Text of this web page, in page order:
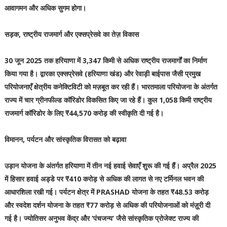
आवागमन और अधिक सुगम होगा।
सड़क, राष्ट्रीय राजमार्ग और एक्सप्रेसवे का तेज़ विकास
30 जून 2025 तक हरियाणा में 3,347 किमी से अधिक राष्ट्रीय राजमार्गों का निर्माण
किया गया है। द्वारका एक्सप्रेसवे (हरियाणा खंड) और रेवाड़ी बाईपास जैसी प्रमुख
परियोजनाएँ क्षेत्रीय कनेक्टिविटी को मज़बूत कर रही हैं। भारतमाला परियोजना के अंतर्गत
राज्य में चार ग्रीनफील्ड कॉरिडोर विकसित किए जा रहे हैं। कुल 1,058 किमी राष्ट्रीय
राजमार्ग कॉरिडोर के लिए ₹44,570 करोड़ की स्वीकृति दी गई है।
विमानन, पर्यटन और सांस्कृतिक विरासत को बढ़ावा
उड़ान योजना के अंतर्गत हरियाणा में तीन नई हवाई सेवाएँ शुरू की गई हैं। अप्रैल 2025
में हिसार हवाई अड्डे पर ₹410 करोड़ से अधिक की लागत से नए टर्मिनल भवन की
आधारशिला रखी गई। पर्यटन क्षेत्र में PRASHAD योजना के तहत ₹48.53 करोड़
और स्वदेश दर्शन योजना के तहत ₹77 करोड़ से अधिक की परियोजनाओं को मंज़ूरी दी
गई है। ज्योतिसर अनुभव केंद्र और ‘पंचजन्य’ जैसे सांस्कृतिक प्रोजेक्ट राज्य की